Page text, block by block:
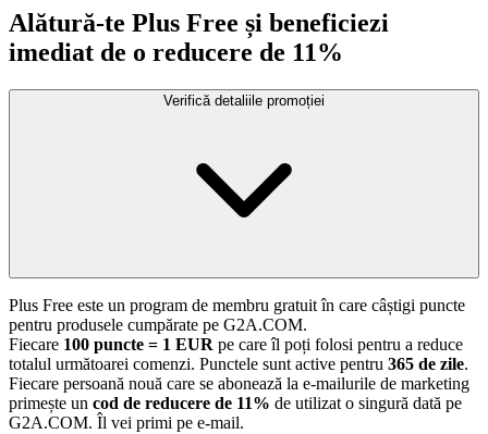
Alătură-te Plus Free și beneficiezi
imediat de o reducere de 11%
Verifică detaliile promoției
Plus Free este un program de membru gratuit în care câștigi puncte
pentru produsele cumpărate pe G2A.COM.
Fiecare 100 puncte = 1 EUR pe care îl poți folosi pentru a reduce
totalul următoarei comenzi. Punctele sunt active pentru 365 de zile.
Fiecare persoană nouă care se abonează la e-mailurile de marketing
primește un cod de reducere de 11% de utilizat o singură dată pe
G2A.COM. Îl vei primi pe e-mail.